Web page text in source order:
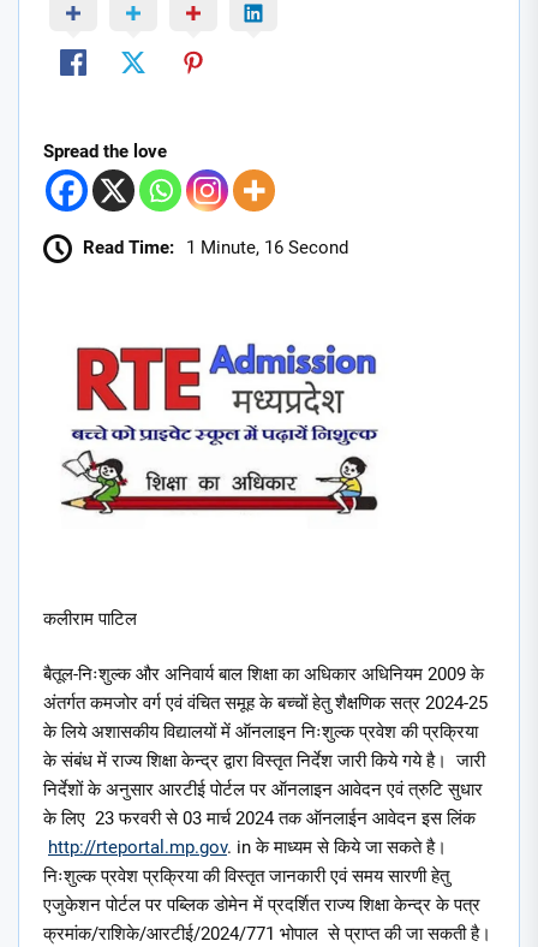
Spread the love
Read Time: 1 Minute, 16 Second
कलीराम पाटिल
बैतूल-निःशुल्क और अनिवार्य बाल शिक्षा का अधिकार अधिनियम 2009 के
अंतर्गत कमजोर वर्ग एवं वंचित समूह के बच्चों हेतु शैक्षणिक सत्र 2024-25
के लिये अशासकीय विद्यालयों में ऑनलाइन निःशुल्क प्रवेश की प्रक्रिया
के संबंध में राज्य शिक्षा केन्द्र द्वारा विस्तृत निर्देश जारी किये गये है। जारी
निर्देशों के अनुसार आरटीई पोर्टल पर ऑनलाइन आवेदन एवं त्रुटि सुधार
के लिए 23 फरवरी से 03 मार्च 2024 तक ऑनलाईन आवेदन इस लिंक
http://rteportal.mp.gov. in के माध्यम से किये जा सकते है।
निःशुल्क प्रवेश प्रक्रिया की विस्तृत जानकारी एवं समय सारणी हेतु
एजुकेशन पोर्टल पर पब्लिक डोमेन में प्रदर्शित राज्य शिक्षा केन्द्र के पत्र
क्रमांक/राशिके/आरटीई/2024/771 भोपाल से प्राप्त की जा सकती है।